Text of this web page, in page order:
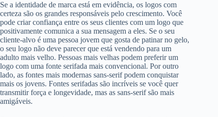
Se a identidade de marca está em evidência, os logos com
certeza são os grandes responsáveis pelo crescimento. Você
pode criar confiança entre os seus clientes com um logo que
positivamente comunica a sua mensagem a eles. Se o seu
cliente-alvo é uma pessoa jovem que gosta de patinar no gelo,
o seu logo não deve parecer que está vendendo para um
adulto mais velho. Pessoas mais velhas podem preferir um
logo com uma fonte serifada mais convencional. Por outro
lado, as fontes mais modernas sans-serif podem conquistar
mais os jovens. Fontes serifadas são incríveis se você quer
transmitir força e longevidade, mas as sans-serif são mais
amigáveis.